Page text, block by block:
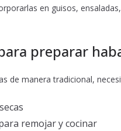
en guisos,
preparar
de manera tradicional,
remojar y cocinar